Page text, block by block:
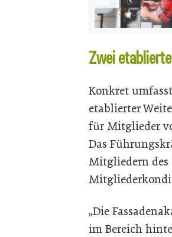
Zwei
Konkret
etablierter
für Mitglieder
Das
Mitgliedern des
„Die
im Bereich